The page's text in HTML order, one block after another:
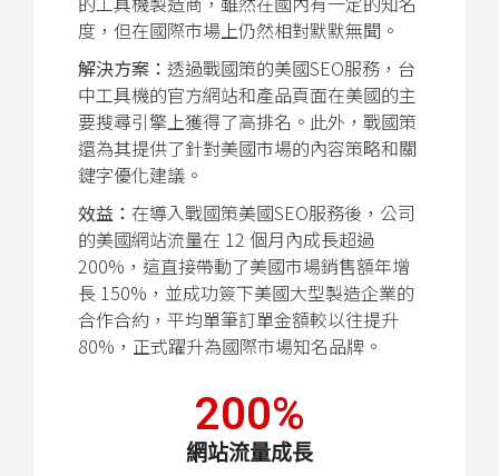
度，但在國際市場上仍然相對默默無聞。
解決方案： 透過戰國策的美國SEO服務，台
中工具機的官方網站和產品頁面在美國的主
要搜尋引擎上獲得了高排名。此外，戰國策
還為其提供了針對美國市場的內容策略和關
鍵字優化建議。
效益： 在導入戰國策美國SEO服務後，公司
的美國網站流量在 12 個月內成長超過
200%，這直接帶動了美國市場銷售額年增
長 150%，並成功簽下美國大型製造企業的
合作合約，平均單筆訂單金額較以往提升
80%，正式躍升為國際市場知名品牌。
網站流量成長
200%